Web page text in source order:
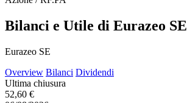
Bilanci e Utile di Eurazeo SE
Eurazeo SE
Overview Bilanci Dividendi
Ultima chiusura
52,60 €